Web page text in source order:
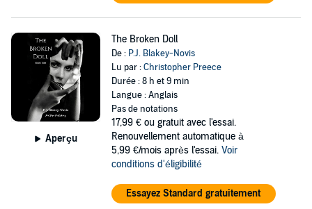
Aperçu
The Broken Doll
De : P.J. Blakey-Novis
Lu par :Christopher Preece
Durée : 8 h et 9 min
Langue : Anglais
Pas de notations
17,99 € ou gratuit avec l'essai.
Renouvellement automatique à
5,99 €/mois après l'essai. Voir
conditions d'éligibilité
Essayez Standard gratuitement